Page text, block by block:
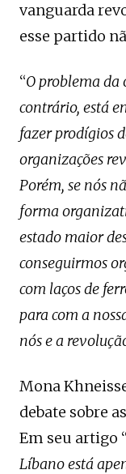
vanguarda
esse partido
“O problema
contrário, está
fazer prodígios
organizações
Porém, se nós
forma
estado maior
conseguirmos
com laços de
para com a
nós e a
Mona
debate sobre
Em seu artigo “
Líbano está